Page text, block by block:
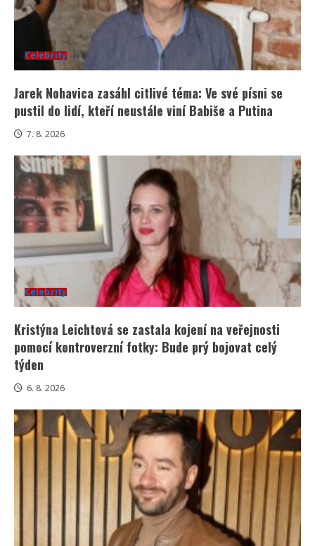
Celebrity
Jarek Nohavica zasáhl citlivé téma: Ve své písni se
pustil do lidí, kteří neustále viní Babiše a Putina
7. 8. 2026
Celebrity
Kristýna Leichtová se zastala kojení na veřejnosti
pomocí kontroverzní fotky: Bude prý bojovat celý
týden
6. 8. 2026